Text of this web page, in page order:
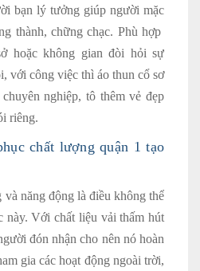
bạn lý tưởng giúp người mặc
thành, chững chạc. Phù hợp
hoặc không gian đòi hỏi sự
với công việc thì áo thun cổ sơ
nghiệp, tô thêm vẻ đẹp
riêng.
chất lượng quận 1 tạo
và năng động là điều không thể
này. Với chất liệu vải thấm hút
đón nhận cho nên nó hoàn
gia các hoạt động ngoài trời,